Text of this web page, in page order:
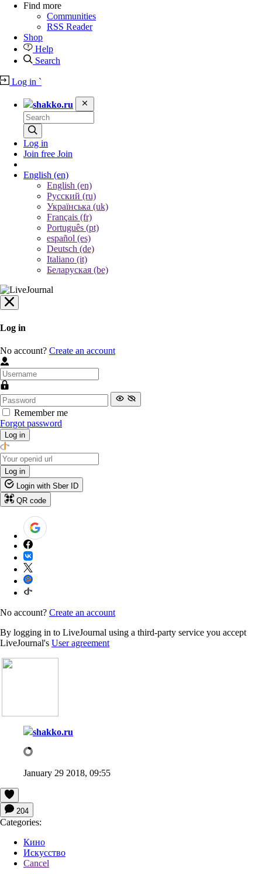
Find more
Communities
RSS Reader
Shop
Help
Search
Log in `
shakko.ru
Log in
Join free Join
English (en)
English (en)
Русский (ru)
Українська (uk)
Français (fr)
Português (pt)
español (es)
Deutsch (de)
Italiano (it)
Беларуская (be)
Log in
No account? Create an account
Remember me
Forgot password
Log in
Log in
Login with Sber ID
QR code
No account? Create an account
By logging in to LiveJournal using a third-party service you accept
LiveJournal's User agreement
shakko.ru
January 29 2018, 09:55
204
Categories:
Кино
Искусство
Cancel